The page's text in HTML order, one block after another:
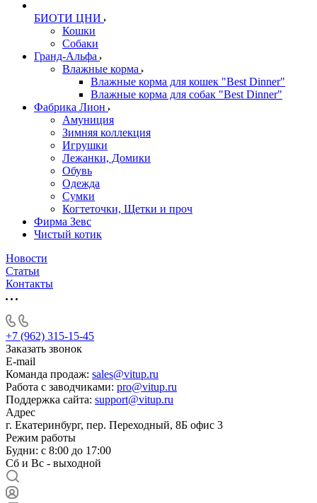
БИОТИ ЦНИ
Кошки
Собаки
Гранд-Альфа
Влажные корма
Влажные корма для кошек "Best Dinner"
Влажные корма для собак "Best Dinner"
Фабрика Лион
Амуниция
Зимняя коллекция
Игрушки
Лежанки, Домики
Обувь
Одежда
Сумки
Когтеточки, Щетки и проч
Фирма Зевс
Чистый котик
Новости
Статьи
Контакты
+7 (962) 315-15-45
Заказать звонок
E-mail
Команда продаж: sales@vitup.ru
Работа с заводчиками: pro@vitup.ru
Поддержка сайта: support@vitup.ru
Адрес
г. Екатеринбург, пер. Переходный, 8Б офис 3
Режим работы
Будни: с 8:00 до 17:00
Сб и Вс - выходной